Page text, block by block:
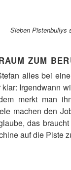
Sieben Pistenbullys
ZUM
alles bei
Irgendwann
merkt man
machen den
das
auf die Piste